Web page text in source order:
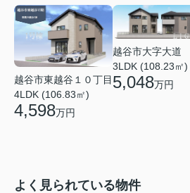
越谷市東越谷１０丁目
4LDK (106.83㎡)
4,598万円
越谷市大字大道
3LDK (108.23㎡)
5,048万円
よく見られている物件